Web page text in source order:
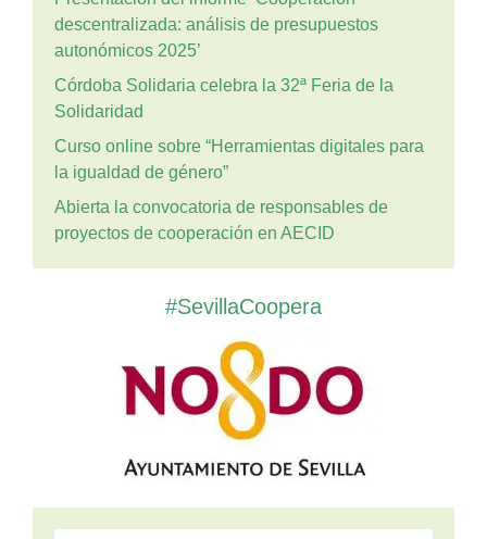
descentralizada: análisis de presupuestos
autonómicos 2025’
Córdoba Solidaria celebra la 32ª Feria de la
Solidaridad
Curso online sobre “Herramientas digitales para
la igualdad de género”
Abierta la convocatoria de responsables de
proyectos de cooperación en AECID
#SevillaCoopera